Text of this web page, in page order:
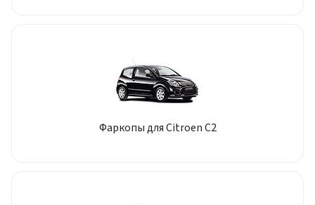
Фаркопы для Citroen C2